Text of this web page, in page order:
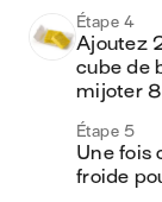
Étape 4
Ajoutez
cube de
mijoter 8
Étape 5
Une fois
froide